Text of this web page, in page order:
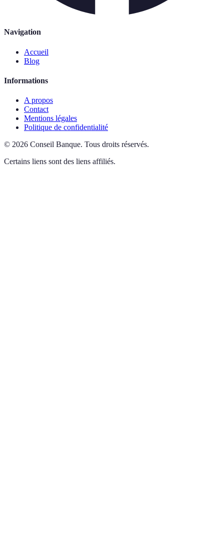
Navigation
Accueil
Blog
Informations
A propos
Contact
Mentions légales
Politique de confidentialité
© 2026 Conseil Banque. Tous droits réservés.
Certains liens sont des liens affiliés.